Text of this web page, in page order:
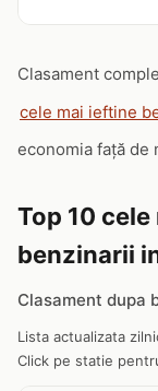
Clasament
cele mai ieftine
economia față de
Top 10
benzinarii
Clasament dupa
Lista actualizata
Click pe statie